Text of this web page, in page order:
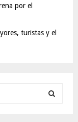
por el
turistas y el